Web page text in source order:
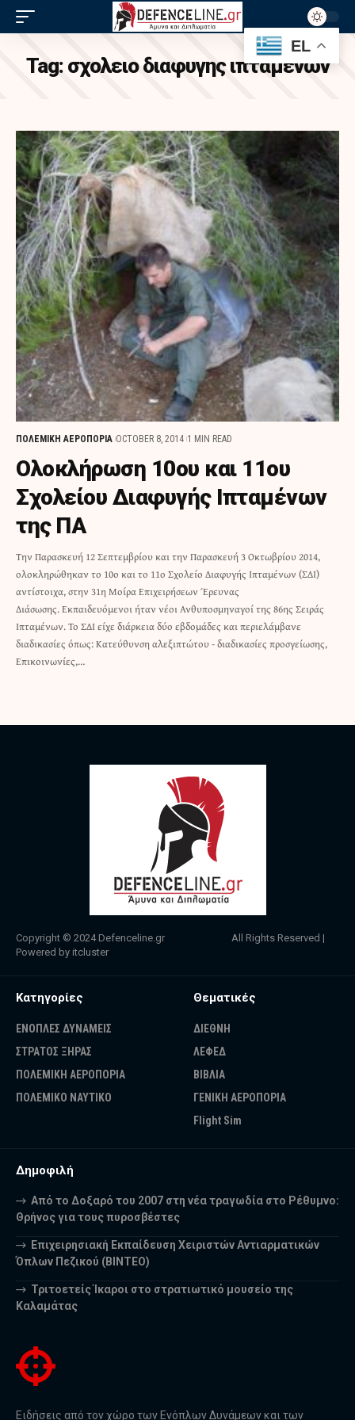
Tag: σχολειο διαφυγης ιπταμενων
ΠΟΛΕΜΙΚΗ ΑΕΡΟΠΟΡΙΑ OCTOBER 8, 2014 1 MIN READ
Ολοκλήρωση 10ου και 11ου
Σχολείου Διαφυγής Ιπταμένων
της ΠΑ
Την Παρασκευή 12 Σεπτεμβρίου και την Παρασκευή 3 Οκτωβρίου 2014,
ολοκληρώθηκαν το 10ο και το 11ο Σχολείο Διαφυγής Ιπταμένων (ΣΔΙ)
αντίστοιχα, στην 31η Μοίρα Επιχειρήσεων Έρευνας
Διάσωσης. Εκπαιδευόμενοι ήταν νέοι Ανθυποσμηναγοί της 86ης Σειράς
Ιπταμένων. Το ΣΔΙ είχε διάρκεια δύο εβδομάδες και περιελάμβανε
διαδικασίες όπως: Κατεύθυνση αλεξιπτώτου - διαδικασίες προσγείωσης,
Επικοινωνίες,…
Copyright © 2024 Defenceline.gr All Rights Reserved |
Powered by itcluster
Κατηγορίες
ΕΝΟΠΛΕΣ ΔΥΝΑΜΕΙΣ
ΣΤΡΑΤΟΣ ΞΗΡΑΣ
ΠΟΛΕΜΙΚΗ ΑΕΡΟΠΟΡΙΑ
ΠΟΛΕΜΙΚΟ ΝΑΥΤΙΚΟ
Θεματικές
ΔΙΕΘΝΗ
ΛΕΦΕΔ
ΒΙΒΛΙΑ
ΓΕΝΙΚΗ ΑΕΡΟΠΟΡΙΑ
Flight Sim
Δημοφιλή
Από το Δοξαρό του 2007 στη νέα τραγωδία στο Ρέθυμνο:
Θρήνος για τους πυροσβέστες
Επιχειρησιακή Εκπαίδευση Χειριστών Αντιαρματικών
Όπλων Πεζικού (ΒΙΝΤΕΟ)
Τριτοετείς Ίκαροι στο στρατιωτικό μουσείο της
Καλαμάτας
Ειδήσεις από τον χώρο των Ενόπλων Δυνάμεων και των
EL